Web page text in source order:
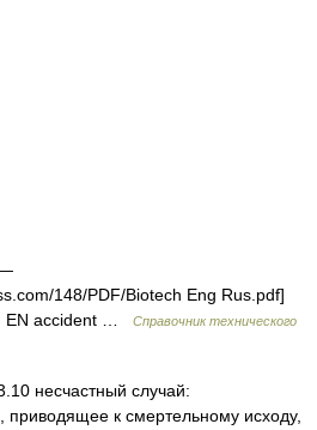
148/PDF/Biotech Eng Rus.pdf]
EN accident …
Справочник технического
несчастный случай:
к смертельному исходу,